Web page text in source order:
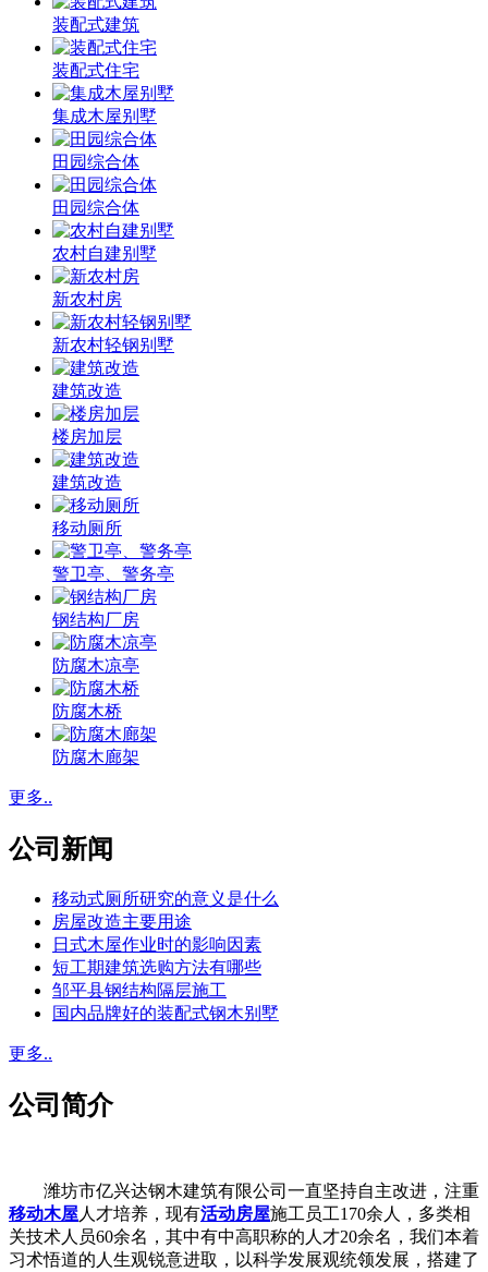
装配式建筑
装配式住宅
集成木屋别墅
田园综合体
田园综合体
农村自建别墅
新农村房
新农村轻钢别墅
建筑改造
楼房加层
建筑改造
移动厕所
警卫亭、警务亭
钢结构厂房
防腐木凉亭
防腐木桥
防腐木廊架
更多..
公司新闻
移动式厕所研究的意义是什么
房屋改造主要用途
日式木屋作业时的影响因素
短工期建筑选购方法有哪些
邹平县钢结构隔层施工
国内品牌好的装配式钢木别墅
更多..
公司简介
潍坊市亿兴达钢木建筑有限公司一直坚持自主改进，注重
移动木屋人才培养，现有活动房屋施工员工170余人，多类相
关技术人员60余名，其中有中高职称的人才20余名，我们本着
习术悟道的人生观锐意进取，以科学发展观统领发展，搭建了